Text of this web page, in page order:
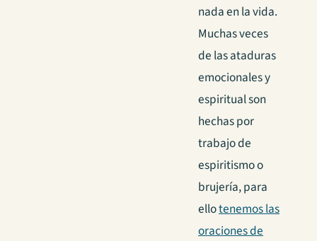
nada en la vida.
Muchas veces
de las ataduras
emocionales y
espiritual son
hechas por
trabajo de
espiritismo o
brujería, para
ellotenemos las
oraciones de